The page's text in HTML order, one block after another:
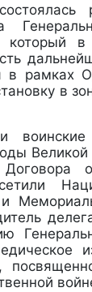
который
в
в
и